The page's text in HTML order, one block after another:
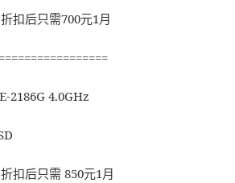
扣后只需700元1月
2186G 4.0GHz
扣后只需 850元1月